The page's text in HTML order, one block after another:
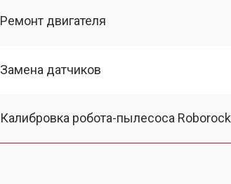
Ремонт двигателя
Замена датчиков
Калибровка робота-пылесоса Roborock